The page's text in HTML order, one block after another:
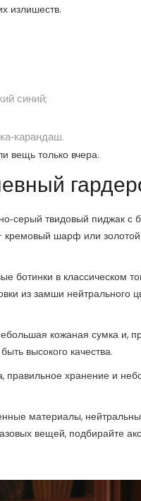
излишеств.
синий;
вещь только вчера.
твидовый пиджак с
кремовый шарф или
в классическом
из замши нейтрального
кожаная сумка и,
высокого качества.
правильное хранение и
материалы,
вещей, подбирайте